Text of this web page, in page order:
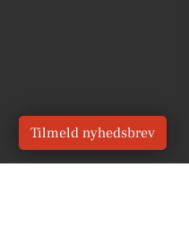
Tilmeld nyhedsbrev